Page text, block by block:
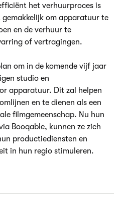
het verhuurproces is
om apparatuur te
en de verhuur te
of vertragingen.
om in de komende vijf jaar
studio en
apparatuur. Dit zal helpen
en te dienen als een
filmgemeenschap. Nu hun
Booqable, kunnen ze zich
productiediensten en
in hun regio stimuleren.